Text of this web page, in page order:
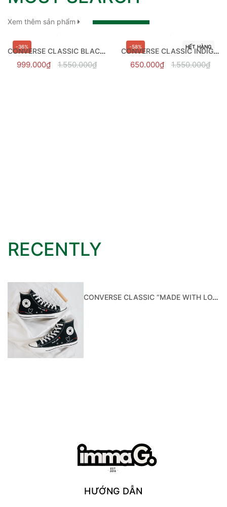
Xem thêm sản phẩm
-36% CONVERSE CLASSIC BLACK HI - 121186C
999.000₫ 1.550.000₫
-58% HẾT HÀNG CONVERSE CLASSIC INDIGO FOG HI - 163338C
650.000₫ 1.550.000₫
RECENTLY
CONVERSE CLASSIC “MADE WITH LOVE” BLACK HI - 171158F
HƯỚNG DẪN